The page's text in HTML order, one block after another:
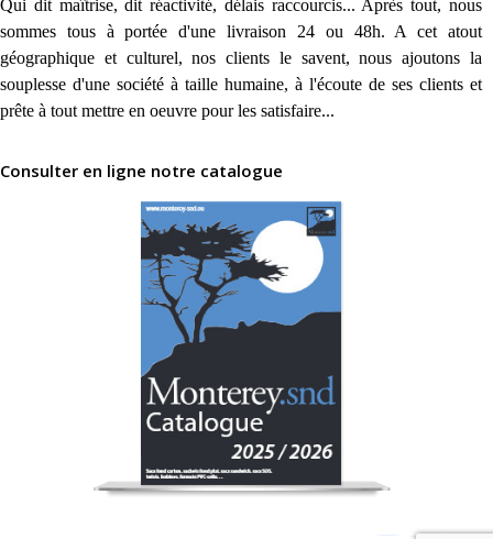
Qui dit maîtrise, dit réactivité, délais raccourcis... Après tout, nous
sommes tous à portée d'une livraison 24 ou 48h. A cet atout
géographique et culturel, nos clients le savent, nous ajoutons la
souplesse d'une société à taille humaine, à l'écoute de ses clients et
prête à tout mettre en oeuvre pour les satisfaire...
Consulter en ligne notre catalogue